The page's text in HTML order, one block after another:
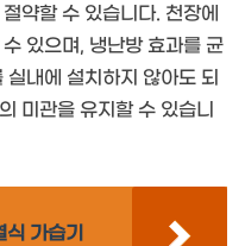
약할 수 있습니다. 천장에
있으며, 냉난방 효과를 균
내에 설치하지 않아도 되
미관을 유지할 수 있습니
가습기